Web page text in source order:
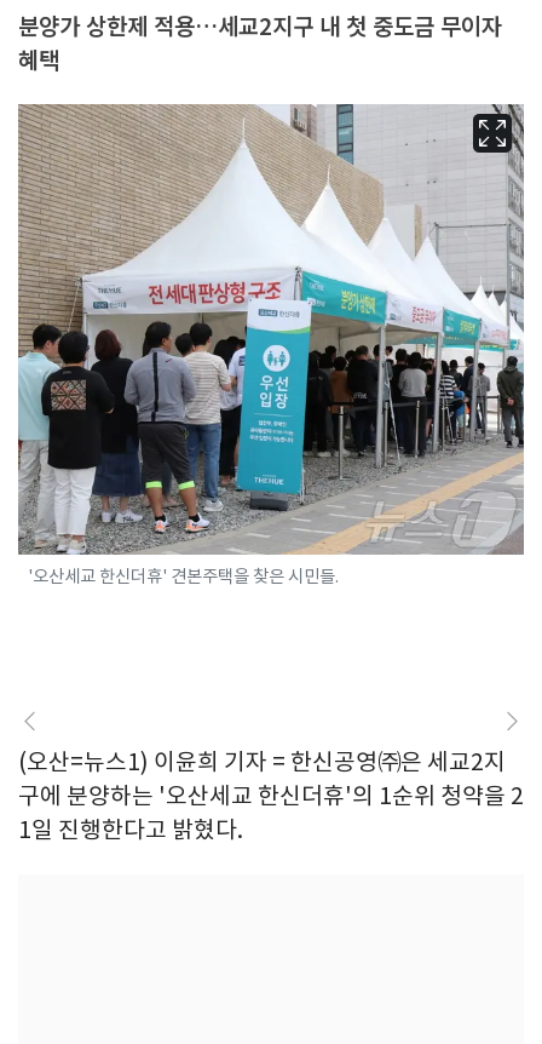
분양가 상한제 적용…세교2지구 내 첫 중도금 무이자
혜택
'오산세교 한신더휴' 견본주택을 찾은 시민들.
(오산=뉴스1) 이윤희 기자 = 한신공영㈜은 세교2지
구에 분양하는 '오산세교 한신더휴'의 1순위 청약을 2
1일 진행한다고 밝혔다.